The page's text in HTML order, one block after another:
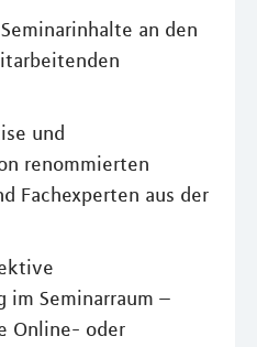
an den
und
renommierten
Fachexperten aus der
im Seminarraum –
Online- oder